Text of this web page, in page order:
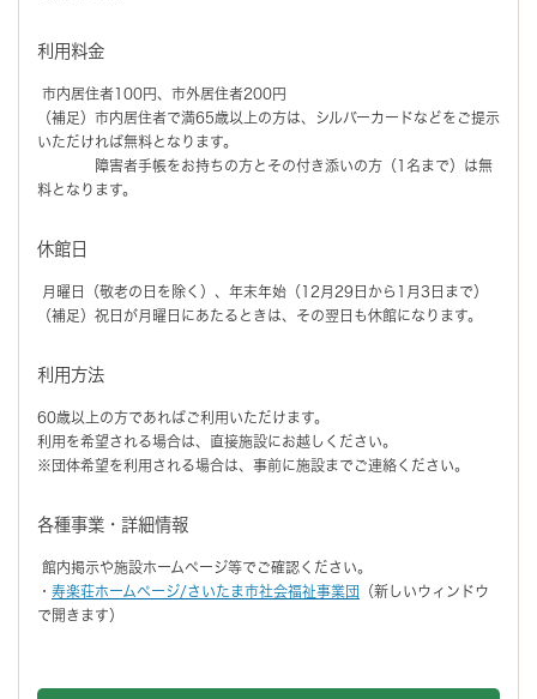
利用料金
市内居住者100円、市外居住者200円
（補足）市内居住者で満65歳以上の方は、シルバーカードなどをご提示
いただければ無料となります。
障害者手帳をお持ちの方とその付き添いの方（1名まで）は無
料となります。
休館日
月曜日（敬老の日を除く）、年末年始（12月29日から1月3日まで）
（補足）祝日が月曜日にあたるときは、その翌日も休館になります。
利用方法
60歳以上の方であればご利用いただけます。
利用を希望される場合は、直接施設にお越しください。
※団体希望を利用される場合は、事前に施設までご連絡ください。
各種事業・詳細情報
館内掲示や施設ホームページ等でご確認ください。
・ 寿楽荘ホームページ/さいたま市社会福祉事業団 （新しいウィンドウ
で開きます）